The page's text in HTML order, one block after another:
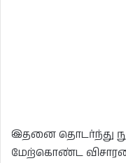
இதனை தொடர்ந்து
மேற்கொண்ட